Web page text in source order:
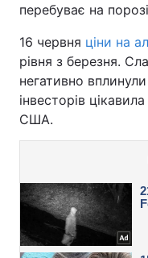
перебуває на
16 червня ціни на
рівня з березня.
негативно
інвесторів
США.